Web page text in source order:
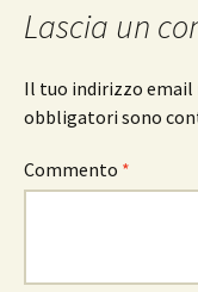
Lascia un
Il tuo indirizzo email
obbligatori sono
Commento *